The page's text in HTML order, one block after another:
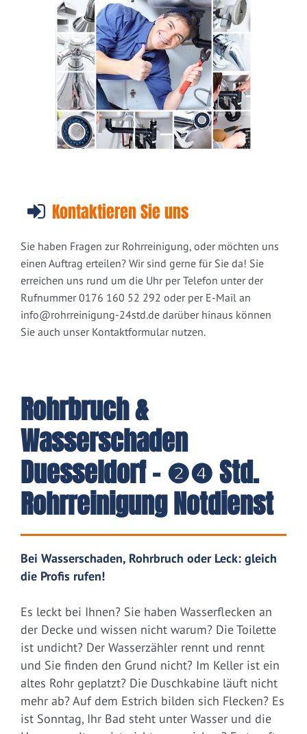
Kontaktieren Sie uns
Sie haben Fragen zur Rohrreinigung, oder möchten uns
einen Auftrag erteilen? Wir sind gerne für Sie da! Sie
erreichen uns rund um die Uhr per Telefon unter der
Rufnummer 0176 160 52 292 oder per E-Mail an
info@rohrreinigung-24std.de darüber hinaus können
Sie auch unser Kontaktformular nutzen.
Rohrbruch &
Wasserschaden
Duesseldorf – ❷❹ Std.
Rohrreinigung Notdienst
Bei Wasserschaden, Rohrbruch oder Leck: gleich
die Profis rufen!
Es leckt bei Ihnen? Sie haben Wasserflecken an
der Decke und wissen nicht warum? Die Toilette
ist undicht? Der Wasserzähler rennt und rennt
und Sie finden den Grund nicht? Im Keller ist ein
altes Rohr geplatzt? Die Duschkabine läuft nicht
mehr ab? Auf dem Estrich bilden sich Flecken? Es
ist Sonntag, Ihr Bad steht unter Wasser und die